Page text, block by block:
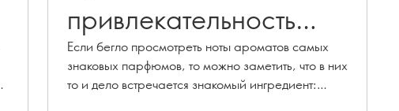
привлекательность
парфюмерных нот
мускуса
Если бегло просмотреть ноты ароматов самых
знаковых парфюмов, то можно заметить, что в них
то и дело встречается знакомый ингредиент: